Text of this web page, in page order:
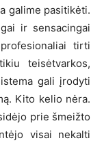
galime pasitikėti.
ir sensacingai
tirti
teisėtvarkos,
gali įrodyti
Kito kelio nėra.
prie šmeižto
visai nekalti